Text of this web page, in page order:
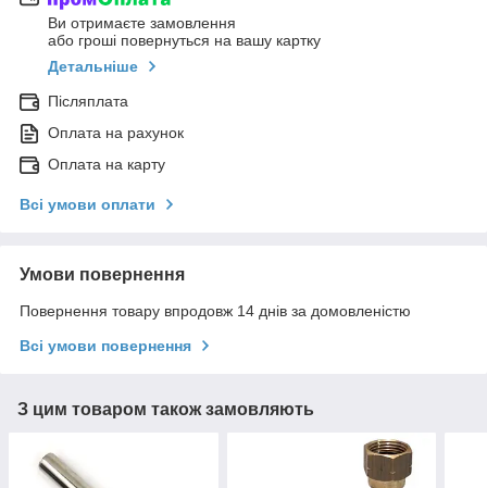
Ви отримаєте замовлення
або гроші повернуться на вашу картку
Детальніше
Післяплата
Оплата на рахунок
Оплата на карту
Всі умови оплати
Умови повернення
Повернення товару впродовж 14 днів за домовленістю
Всі умови повернення
З цим товаром також замовляють